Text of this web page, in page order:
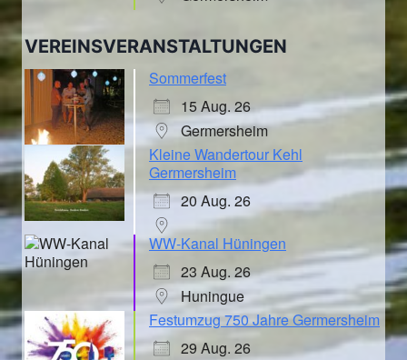
VEREINSVERANSTALTUNGEN
Sommerfest
15 Aug. 26
Germersheim
Kleine Wandertour Kehl
Germersheim
20 Aug. 26
WW-Kanal Hüningen
23 Aug. 26
Huningue
Festumzug 750 Jahre Germersheim
29 Aug. 26